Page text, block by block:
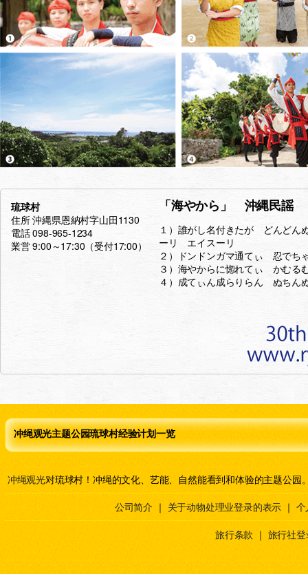
琉球村
住所 沖縄県恩納村字山田1130
電話 098-965-1234
業営 9:00～17:30（受付17:00）
「海やから」 沖縄民謡
１）誰がし名付きたが どんど
ーリ エイスーリ
２）ドンドンガマ通てぃ 忍で
３）海やからに惚れてぃ かむ
４）成てぃん成らりらん ぬち
冲绳观光主题公园琉球村经验计划一览
冲绳观光对琉球村！冲绳的文化、艺能、自然能看到和体验的主题公园
公司简介 ｜ 关于动物处理业登录的表示 ｜
旅行条款 ｜ 旅行社